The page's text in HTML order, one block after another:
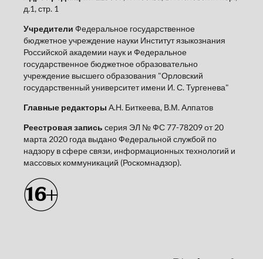
д.1, стр. 1
Учредители Федеральное государственное
бюджетное учреждение науки Институт языкознания
Российской академии наук и Федеральное
государственное бюджетное образовательно
учреждение высшего образования "Орловский
государственный университет имени И. С. Тургенева"
Главные редакторы А.Н. Биткеева, В.М. Алпатов
Реестровая запись серия ЭЛ № ФС 77-78209 от 20
марта 2020 года выдано Федеральной службой по
надзору в сфере связи, информационных технологий и
массовых коммуникаций (Роскомнадзор).